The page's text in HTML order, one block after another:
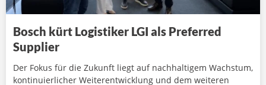
Bosch kürt Logistiker LGI als Preferred
Supplier
Der Fokus für die Zukunft liegt auf nachhaltigem Wachstum,
kontinuierlicher Weiterentwicklung und dem weiteren